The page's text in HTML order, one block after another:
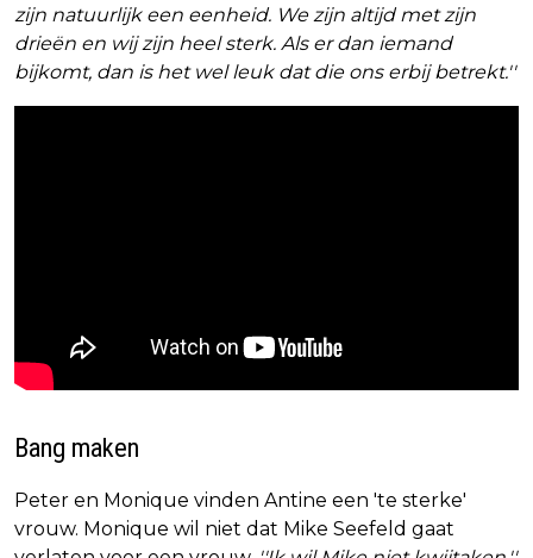
zijn natuurlijk een eenheid. We zijn altijd met zijn
drieën en wij zijn heel sterk. Als er dan iemand
bijkomt, dan is het wel leuk dat die ons erbij betrekt.''
Bang maken
Peter en Monique vinden Antine een 'te sterke'
vrouw. Monique wil niet dat Mike Seefeld gaat